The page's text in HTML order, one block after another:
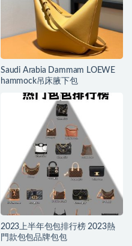
Saudi Arabia Dammam LOEWE
hammock吊床腋下包
2023上半年包包排行榜 2023熱
門款包包品牌包包